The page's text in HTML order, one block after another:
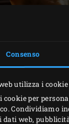
Consenso
utilizza i cookie
per
Condividiamo
dati web,